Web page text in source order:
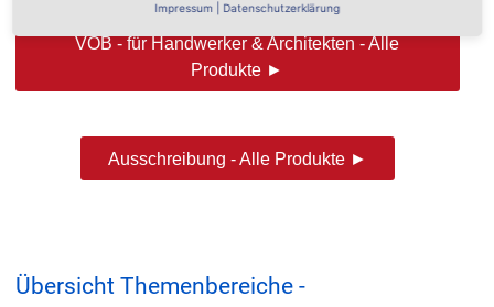
VOB - für Handwerker & Architekten - Alle
Produkte ►
Ausschreibung - Alle Produkte ►
Übersicht Themenbereiche -
Impressum Datenschutzerklärung